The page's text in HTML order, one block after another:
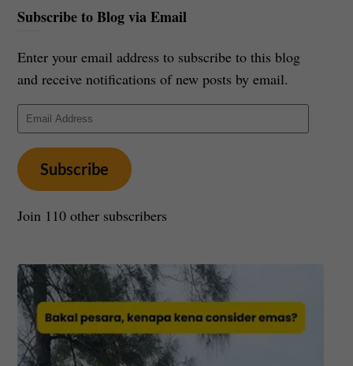
Subscribe to Blog via Email
Enter your email address to subscribe to this blog
and receive notifications of new posts by email.
Email
Address
Subscribe
Join 110 other subscribers